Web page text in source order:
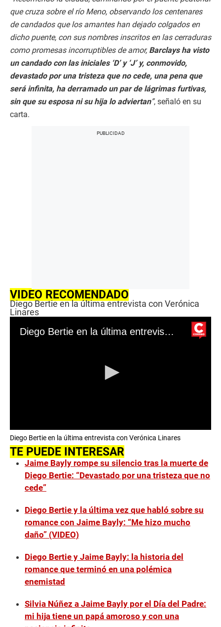
que cruza sobre el río Meno, observando los centenares
de candados que los amantes han dejado colgados en
dicho puente, con sus nombres inscritos en las cerraduras
como promesas incorruptibles de amor, Barclays ha visto
un candado con las iniciales ‘D’ y ‘J’ y, conmovido,
devastado por una tristeza que no cede, una pena que
será infinita, ha derramado un par de lágrimas furtivas,
sin que su esposa ni su hija lo adviertan”, señaló en su
carta.
VIDEO RECOMENDADO
Diego Bertie en la última entrevista con Verónica
Linares
Diego Bertie en la última entrevista con Verónica Linares
s
e
c
Diego Bertie en la última entrevista con Verónica Linares
TE PUEDE INTERESAR
Jaime Bayly rompe su silencio tras la muerte de
Diego Bertie: “Devastado por una tristeza que no
cede”
Diego Bertie y la última vez que habló sobre su
romance con Jaime Bayly: “Me hizo mucho
daño” (VIDEO)
Diego Bertie y Jaime Bayly: la historia del
romance que terminó en una polémica
enemistad
Silvia Núñez a Jaime Bayly por el Día del Padre:
mi hija tiene un papá amoroso y con una